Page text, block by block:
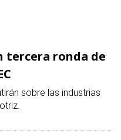
tercera ronda de
sobre las industrias